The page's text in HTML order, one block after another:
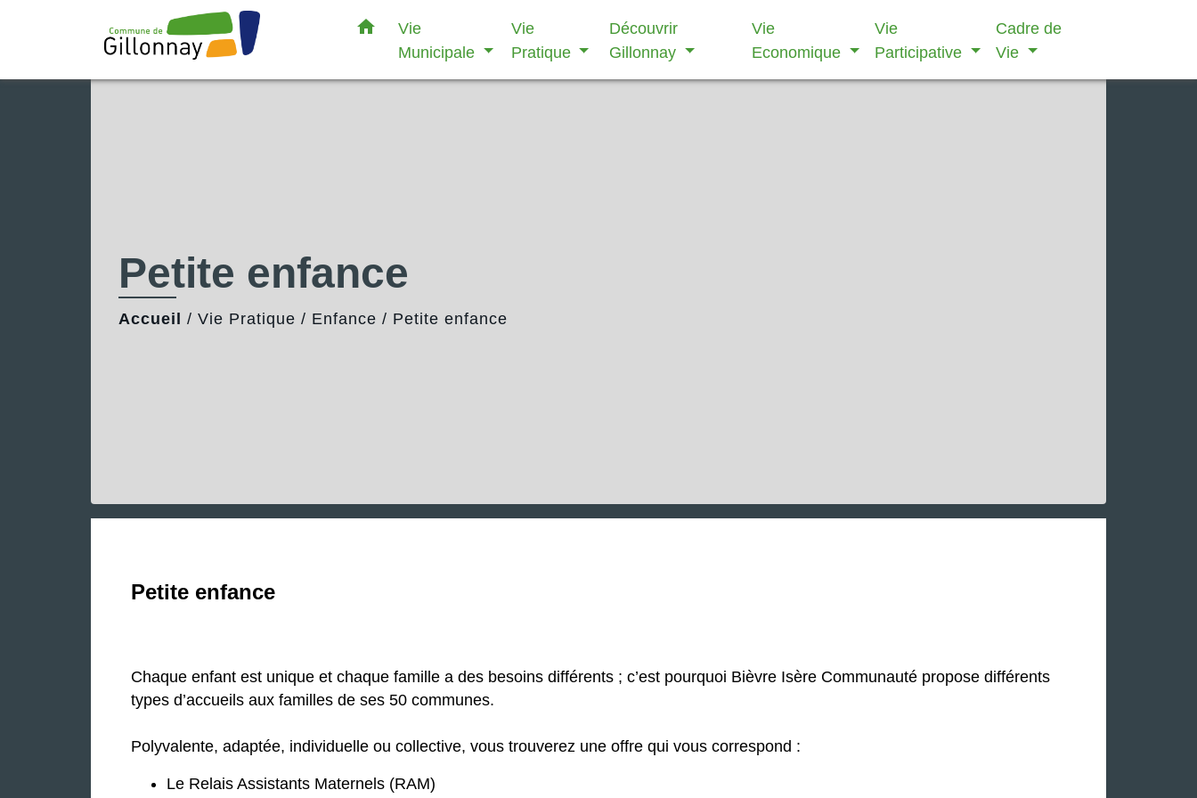
home
Vie
Municipale
Vie
Pratique
Découvrir
Gillonnay
Vie
Economique
Vie
Participative
Cadre de
Vie
Petite enfance
Accueil / Vie Pratique / Enfance / Petite enfance
Petite enfance
Chaque enfant est unique et chaque famille a des besoins différents ; c’est pourquoi Bièvre Isère Communauté propose différents
types d’accueils aux familles de ses 50 communes.
Polyvalente, adaptée, individuelle ou collective, vous trouverez une offre qui vous correspond :
Le Relais Assistants Maternels (RAM)